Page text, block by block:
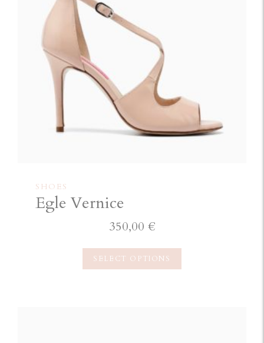
SHOES
Egle Vernice
350,00 €
SELECT OPTIONS